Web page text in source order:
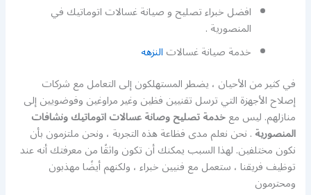
افضل خبراء تصليح و صيانة غسالات اتوماتيك في
المنصورية .
خدمة صيانة غسالاتالنزهه
في كثير من الأحيان ، يضطر المستهلكون إلى التعامل مع شركات
إصلاح الأجهزة التي ترسل تقنيين فظين وغير مراوغين وفوضويين إلى
منازلهم. ليس معخدمة تصليح وصانة عسالات اتوماتيك ونشافات
المنصورية. نحن نعلم مدى فظاعة هذه التجربة ، ونحن ملتزمون بأن
نكون مختلفين. لهذا السبب يمكنك أن تكون واثقًا من معرفتك أنه عند
توظيف فريقنا ، ستعمل مع فنيين خبراء ، ولكنهم أيضًا مهذبون
ومحترمون